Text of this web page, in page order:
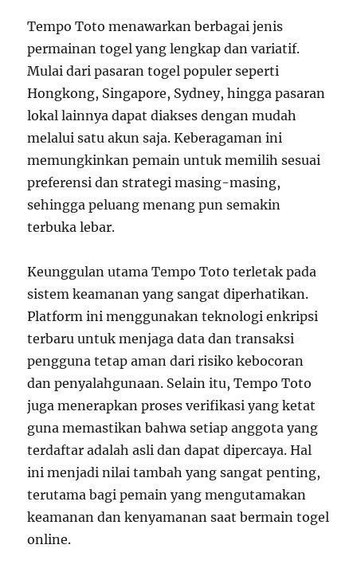
Tempo Toto menawarkan berbagai jenis
permainan togel yang lengkap dan variatif.
Mulai dari pasaran togel populer seperti
Hongkong, Singapore, Sydney, hingga pasaran
lokal lainnya dapat diakses dengan mudah
melalui satu akun saja. Keberagaman ini
memungkinkan pemain untuk memilih sesuai
preferensi dan strategi masing-masing,
sehingga peluang menang pun semakin
terbuka lebar.
Keunggulan utama Tempo Toto terletak pada
sistem keamanan yang sangat diperhatikan.
Platform ini menggunakan teknologi enkripsi
terbaru untuk menjaga data dan transaksi
pengguna tetap aman dari risiko kebocoran
dan penyalahgunaan. Selain itu, Tempo Toto
juga menerapkan proses verifikasi yang ketat
guna memastikan bahwa setiap anggota yang
terdaftar adalah asli dan dapat dipercaya. Hal
ini menjadi nilai tambah yang sangat penting,
terutama bagi pemain yang mengutamakan
keamanan dan kenyamanan saat bermain togel
online.